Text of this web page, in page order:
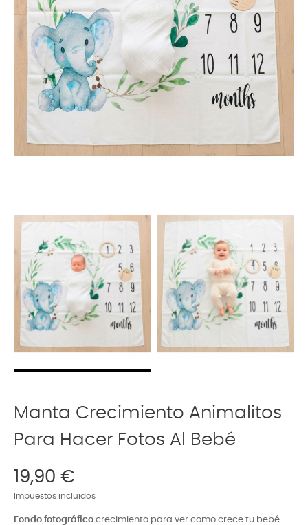
Manta Crecimiento Animalitos
Para Hacer Fotos Al Bebé
19,90 €
Impuestos incluidos
Fondo fotográfico crecimiento para ver como crece tu bebé